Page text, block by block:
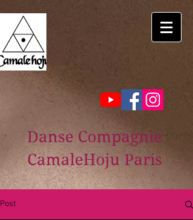
Danse Compagnie
CamaleHoju Paris
Post